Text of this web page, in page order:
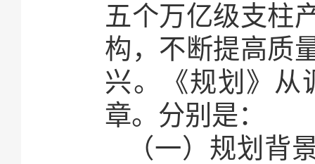
五个万亿级支柱
构，不断提高质
兴。《规划》从
章。分别是：
（一）规划背